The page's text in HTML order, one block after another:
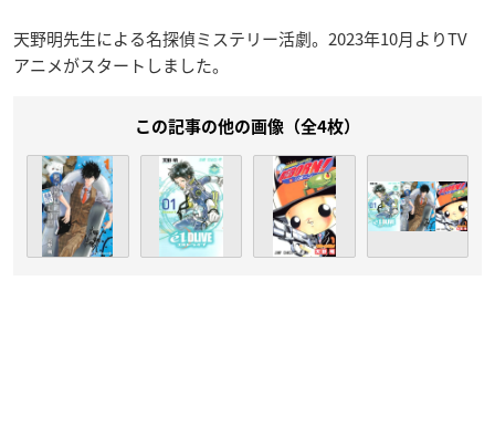
天野明先生による名探偵ミステリー活劇。2023年10月よりTV
アニメがスタートしました。
この記事の他の画像（全4枚）